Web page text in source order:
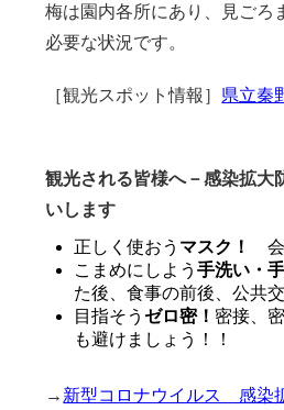
梅は園内各所にあり、見ごろ
必要な状況です。
［観光スポット情報］ 県立秦
観光される皆様へ－感染拡大
いします
正しく使おう マスク！
会
こまめにしよう手洗い・
た後、食事の前後、公共
目指そうゼロ密！ 密接、
も避けましょう！！
→ 新型コロナウイルス 感染